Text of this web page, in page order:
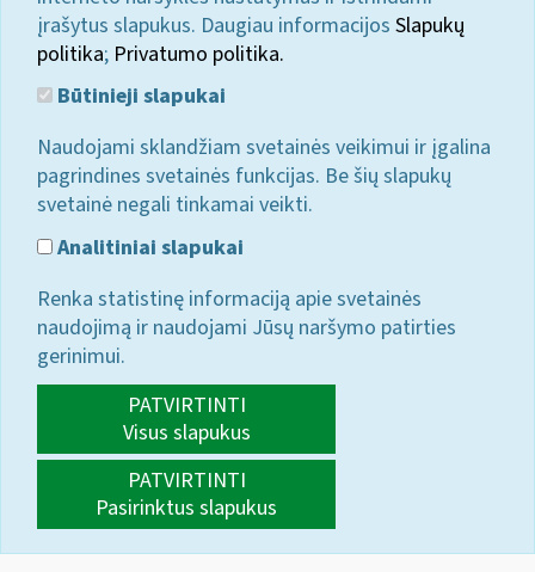
įrašytus slapukus. Daugiau informacijos Slapukų
politika; Privatumo politika.
Būtinieji slapukai
Naudojami sklandžiam svetainės veikimui ir įgalina
pagrindines svetainės funkcijas. Be šių slapukų
svetainė negali tinkamai veikti.
Analitiniai slapukai
Renka statistinę informaciją apie svetainės
naudojimą ir naudojami Jūsų naršymo patirties
gerinimui.
PATVIRTINTI
Visus slapukus
PATVIRTINTI
Pasirinktus slapukus